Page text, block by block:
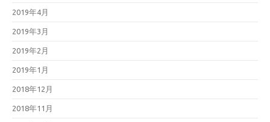
2019年4月
2019年3月
2019年2月
2019年1月
2018年12月
2018年11月